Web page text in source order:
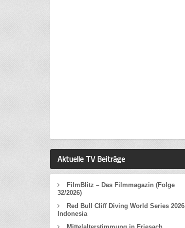
Aktuelle TV Beiträge
FilmBlitz – Das Filmmagazin (Folge
32/2026)
Red Bull Cliff Diving World Series 2026
Indonesia